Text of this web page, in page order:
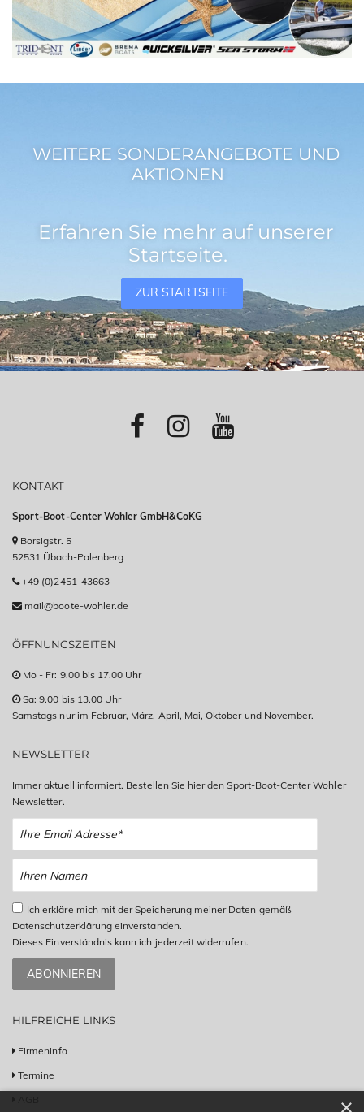
WEITERE SONDERANGEBOTE UND
AKTIONEN
Erfahren Sie mehr auf unserer
Startseite.
ZUR STARTSEITE
KONTAKT
Sport-Boot-Center Wohler GmbH&CoKG
Borsigstr. 5
52531 Übach-Palenberg
+49 (0)2451-43663
mail@boote-wohler.de
ÖFFNUNGSZEITEN
Mo - Fr: 9.00 bis 17.00 Uhr
Sa: 9.00 bis 13.00 Uhr
Samstags nur im Februar, März, April, Mai, Oktober und November.
NEWSLETTER
Immer aktuell informiert. Bestellen Sie hier den Sport-Boot-Center Wohler
Newsletter.
Ich erkläre mich mit der Speicherung meiner Daten gemäß
Datenschutzerklärung einverstanden.
Dieses Einverständnis kann ich jederzeit widerrufen.
ABONNIEREN
HILFREICHE LINKS
Firmeninfo
Termine